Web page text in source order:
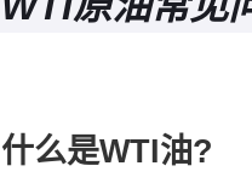
什么是WTI油?